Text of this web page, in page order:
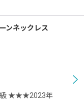
ンネックレス
級 ★★★2023年